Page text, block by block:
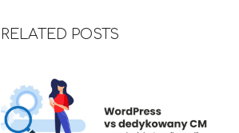
RELATED POSTS